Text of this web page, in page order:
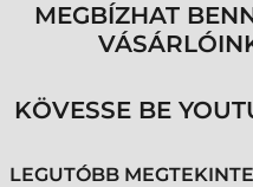
MEGBÍZHAT
KÖVESSE BE
LEGUTÓBB